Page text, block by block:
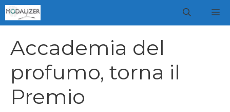
Vai
al
Accademia del
profumo, torna il
Premio